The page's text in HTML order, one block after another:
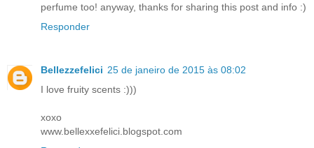
perfume too! anyway, thanks for sharing this post and info :)
Responder
Bellezzefelici 25 de janeiro de 2015 às 08:02
I love fruity scents :)))
xoxo
www.bellexxefelici.blogspot.com